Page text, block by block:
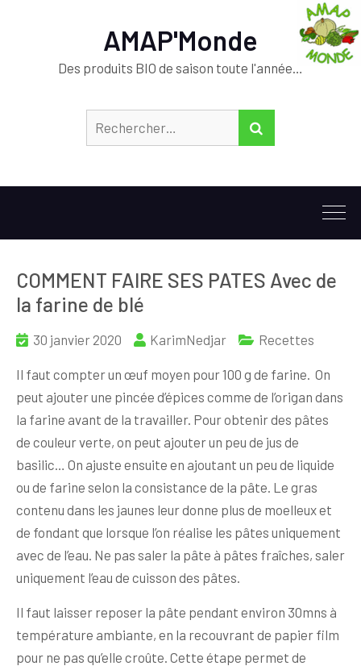
AMAP'Monde
Des produits BIO de saison toute l'année…
COMMENT FAIRE SES PATES Avec de
la farine de blé
30 janvier 2020 KarimNedjar Recettes
Il faut compter un œuf moyen pour 100 g de farine. On
peut ajouter une pincée d’épices comme de l’origan dans
la farine avant de la travailler. Pour obtenir des pâtes
de couleur verte, on peut ajouter un peu de jus de
basilic… On ajuste ensuite en ajoutant un peu de liquide
ou de farine selon la consistance de la pâte. Le gras
contenu dans les jaunes leur donne plus de moelleux et
de fondant que lorsque l’on réalise les pâtes uniquement
avec de l’eau. Ne pas saler la pâte à pâtes fraîches, saler
uniquement l’eau de cuisson des pâtes.
Il faut laisser reposer la pâte pendant environ 30mns à
température ambiante, en la recouvrant de papier film
pour ne pas qu’elle croûte. Cette étape permet de